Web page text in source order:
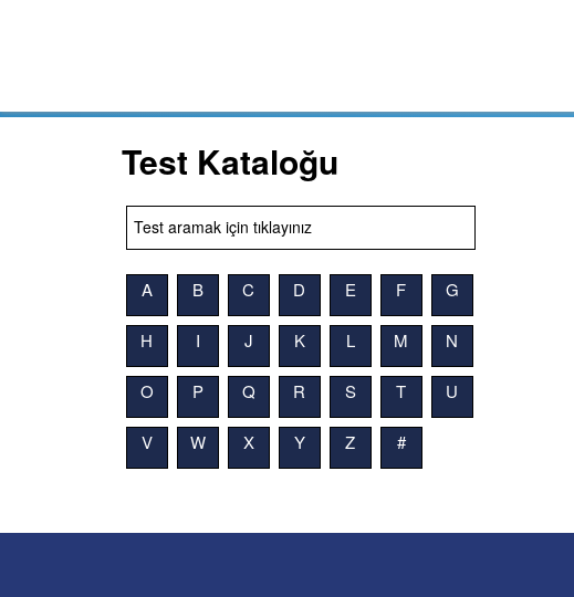
Test Kataloğu
A B C D E F G
H I J K L M N
O P Q R S T U
V W X Y Z #